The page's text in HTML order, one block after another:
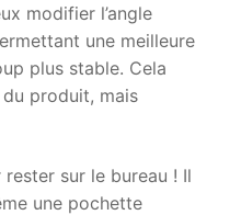
modifier l’angle
une meilleure
plus stable. Cela
produit, mais
sur le bureau ! Il
une pochette